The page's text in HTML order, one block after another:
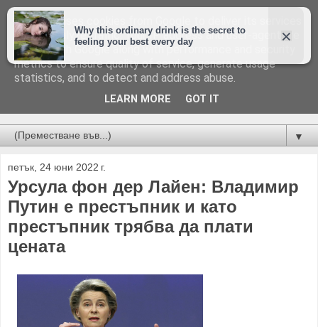
Новини от Бургас, страната и света!
▼
петък, 24 юни 2022 г.
Урсула фон дер Лайен: Владимир
Путин е престъпник и като
престъпник трябва да плати
цената
This site uses cookies from Google to deliver its services
and to analyze traffic. Your IP address and user-agent are
shared with Google along with performance and security
metrics to ensure quality of service, generate usage
statistics, and to detect and address abuse.
LEARN MORE GOT IT